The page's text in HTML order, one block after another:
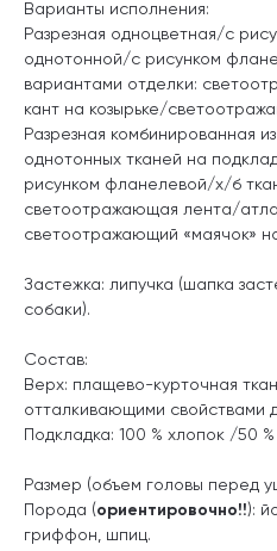
Варианты исполнения:
Разрезная одноцветная/с
однотонной/с рисунком
вариантами отделки:
кант на козырьке/
Разрезная комбинированная
однотонных тканей на
рисунком фланелевой/х/б
светоотражающая лента/
светоотражающий «маячок»
Застежка: липучка (шапка
собаки).
Состав:
Верх: плащево-курточная
отталкивающими свойствами
Подкладка: 100 % хлопок /50
Размер (объем головы перед
Порода (ориентировочно!!):
гриффон, шпиц.